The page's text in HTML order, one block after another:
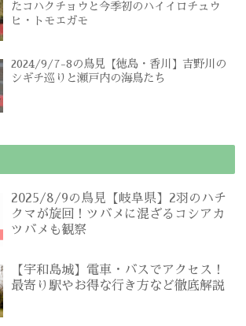
たコハクチョウと今季初のハイイロチュウ
ヒ・トモエガモ
2024/9/7-8の鳥見【徳島・香川】吉野川の
シギチ巡りと瀬戸内の海鳥たち
2025/8/9の鳥見【岐阜県】2羽のハチ
クマが旋回！ツバメに混ざるコシアカ
ツバメも観察
【宇和島城】電車・バスでアクセス！
最寄り駅やお得な行き方など徹底解説